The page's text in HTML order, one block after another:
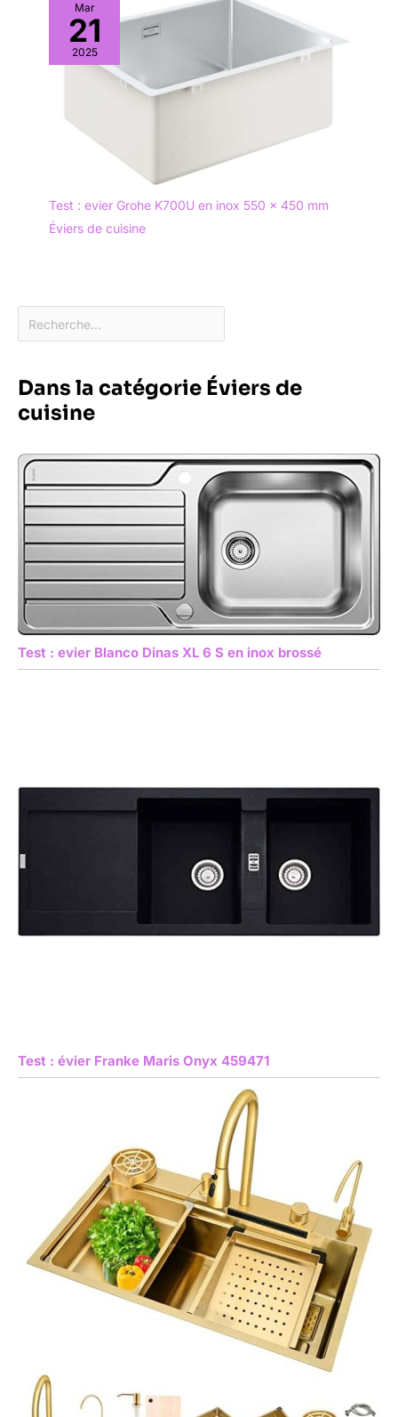
Mar
21
2025
Test : evier Grohe K700U en inox 550 x 450 mm
Éviers de cuisine
Dans la catégorie Éviers de
cuisine
Test : evier Blanco Dinas XL 6 S en inox brossé
Test : évier Franke Maris Onyx 459471